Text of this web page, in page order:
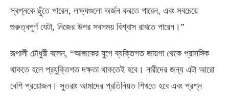
স্বপ্নকে ছুঁতে পারেন, লক্ষ্যগুলো অর্জন করতে পারেন, এবং সবচেয়ে
গুরুত্বপূর্ণ যেটা, নিজের উপর সবসময় বিশ্বাস রাখতে পারেন।”
রূপালী চৌধুরী বলেন, “আজকের যুগে ব্যক্তিগত জায়গা থেকে প্রাসঙ্গিক
থাকতে হলে প্রযুক্তিগত দক্ষতা থাকতেই হবে। নারীদের জন্য এটা আরো
বেশি প্রয়োজন। সুতরাং আমাদের প্রতিনিয়ত শিখতে হবে এবং প্রশ্ন